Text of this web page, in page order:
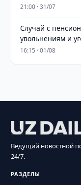
21:00 · 31/07
Случай с
увольнениям и
16:15 · 01/08
Ведущий новостной
24/7.
РАЗДЕЛЫ